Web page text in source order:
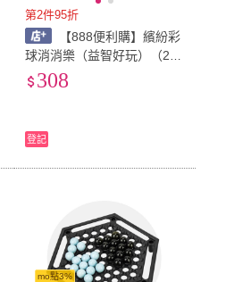
第2件95折
【888便利購】繽紛彩
球消消樂（益智好玩）（2-4
人桌遊）
308
登記
mo點3%